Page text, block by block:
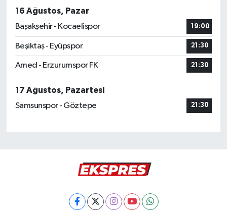
16 Ağustos, Pazar
Başakşehir - Kocaelispor
19:00
Beşiktaş - Eyüpspor 21:30
Amed - Erzurumspor FK 21:30
17 Ağustos, Pazartesi
Samsunspor - Göztepe
21:30